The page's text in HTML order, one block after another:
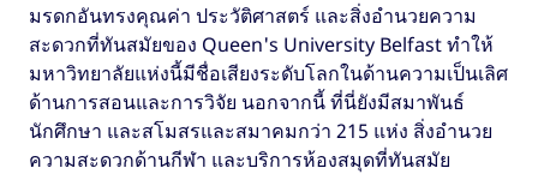
มรดกอันทรงคุณค่า ประวัติศาสตร์ และสิ่งอำนวยความ
สะดวกที่ทันสมัยของ Queen's University Belfast ทำให้
มหาวิทยาลัยแห่งนี้มีชื่อเสียงระดับโลกในด้านความเป็นเลิศ
ด้านการสอนและการวิจัย นอกจากนี้ ที่นี่ยังมีสมาพันธ์
นักศึกษา และสโมสรและสมาคมกว่า 215 แห่ง สิ่งอำนวย
ความสะดวกด้านกีฬา ​​และบริการห้องสมุดที่ทันสมัย